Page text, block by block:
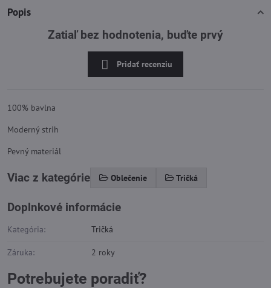
Popis
Zatiaľ bez hodnotenia, buďte prvý
Pridať recenziu
100% bavlna
Moderný strih
Pevný materiál
Viac z kategórie Oblečenie Tričká
Doplnkové informácie
Kategória: Tričká
Záruka: 2 roky
Potrebujete poradiť?